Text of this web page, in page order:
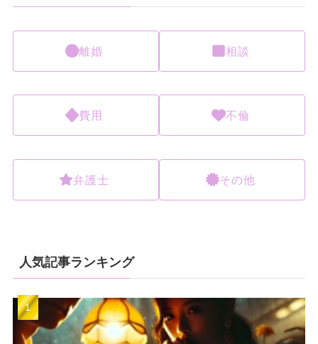
離婚 相談
費用 不倫
弁護士 その他
人気記事ランキング